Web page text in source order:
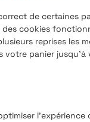
de certaines
cookies
reprises les
panier